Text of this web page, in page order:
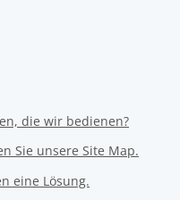
die wir bedienen?
Sie unsere Site Map.
eine Lösung.